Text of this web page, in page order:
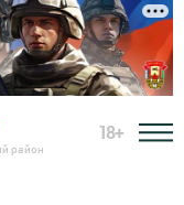
район
18+